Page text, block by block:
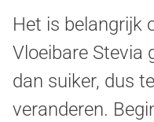
Het is belangrijk
Vloeibare Stevia
dan suiker, dus
veranderen.